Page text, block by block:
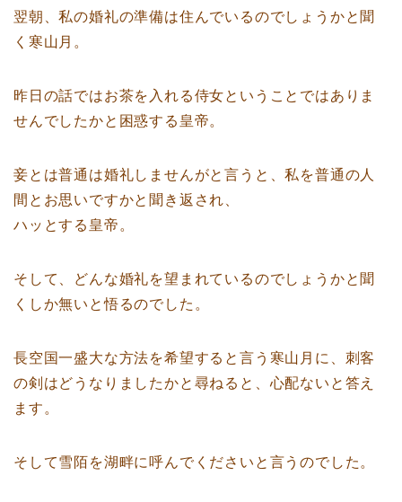
翌朝、私の婚礼の準備は住んでいるのでしょうかと聞
く寒山月。
昨日の話ではお茶を入れる侍女ということではありま
せんでしたかと困惑する皇帝。
妾とは普通は婚礼しませんがと言うと、私を普通の人
間とお思いですかと聞き返され、
ハッとする皇帝。
そして、どんな婚礼を望まれているのでしょうかと聞
くしか無いと悟るのでした。
長空国一盛大な方法を希望すると言う寒山月に、刺客
の剣はどうなりましたかと尋ねると、心配ないと答え
ます。
そして雪陌を湖畔に呼んでくださいと言うのでした。